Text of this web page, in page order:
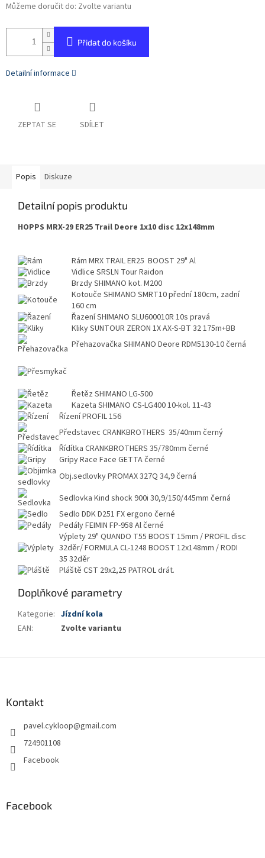
Můžeme doručit do: Zvolte variantu
Přidat do košíku
Detailní informace
ZEPTAT SE SDÍLET
Popis Diskuze
Detailní popis produktu
HOPPS MRX-29 ER25 Trail Deore 1x10 disc 12x148mm
Rám MRX TRAIL ER25 BOOST 29" Al
Vidlice SRSLN Tour Raidon
BrzdySHIMANO kot. M200
Kotouče SHIMANO SMRT10 přední 180cm, zadní
160 cm
ŘazeníSHIMANO SLU600010R 10s pravá
KlikySUNTOUR ZERON 1X AX-S-BT 32 175m+BB
Přehazovačka SHIMANO Deore RDM5130-10 černá
Řetěz SHIMANO LG-500
Kazeta SHIMANO CS-LG400 10-kol. 11-43
ŘízeníPROFIL 156
Představec CRANKBROTHERS 35/40mm černý
Řídítka CRANKBROTHERS 35/780mm černé
GripyRace Face GETTA černé
Obj.sedlovkyPROMAX 327Q 34,9 černá
Sedlovka Kind shock 900i 30,9/150/445mm černá
Sedlo DDK D251 FX ergono černé
PedályFEIMIN FP-958 Al černé
Výplety 29" QUANDO T55 BOOST 15mm / PROFIL disc
32děr/ FORMULA CL-1248 BOOST 12x148mm / RODI
35 32děr
Pláště CST 29x2,25 PATROL drát.
Doplňkové parametry
Kategorie: Jízdní kola
EAN: Zvolte variantu
Kontakt
pavel.cykloop@gmail.com
724901108
Facebook
Facebook